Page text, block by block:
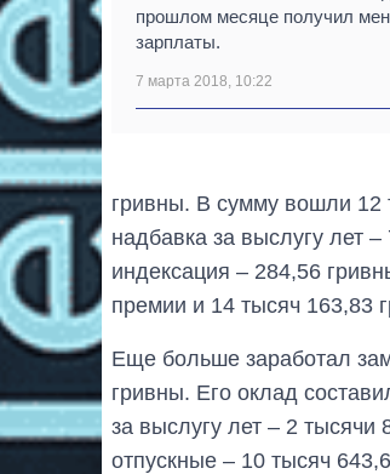
прошлом месяце получил
зарплаты.
7 марта 2018, 10:22
гривны. В сумму вошли 12
надбавка за выслугу лет
индексация – 284,56
премии и 14 тысяч 163,83
Еще больше заработал
гривны. Его оклад
за выслугу лет – 2 тысячи
отпускные – 10 тысяч